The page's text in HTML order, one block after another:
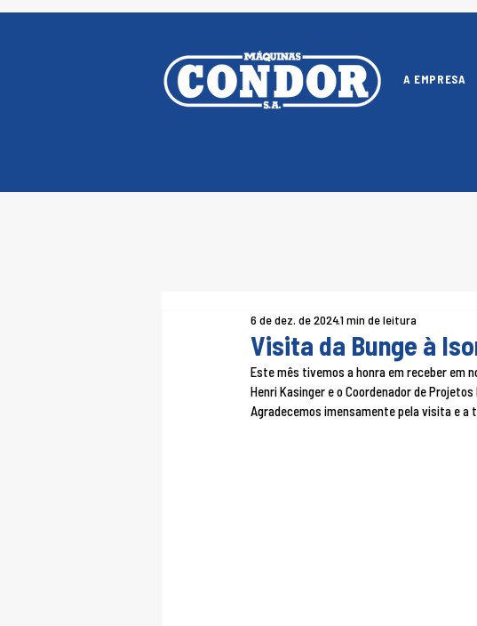
A EMPRESA
Visita da Bunge à
6 de dez. de 20241 min de leitura
Este mês tivemos a honra em receber em
Henri Kasinger e o Coordenador de
Agradecemos imensamente pela visita e a